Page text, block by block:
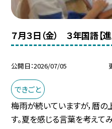
７月３日（金） ３年国語【
公開日 2026/07/05
できごと
梅雨が続いていますが，暦
す。夏を感じる言葉を考えて